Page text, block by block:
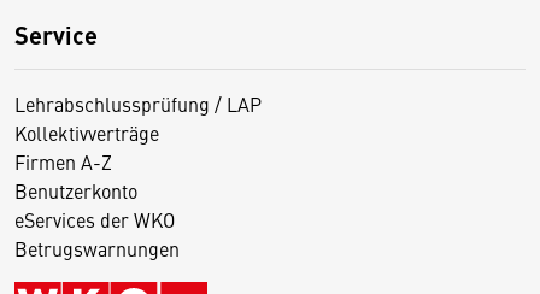
Service
Lehrabschlussprüfung / LAP
Kollektivverträge
Firmen A-Z
Benutzerkonto
eServices der WKO
Betrugswarnungen